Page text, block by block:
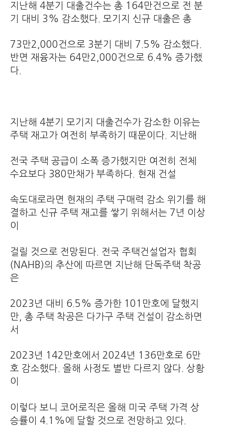
지난해 4분기 대출건수는 총 164만건으로 전 분
기 대비 3% 감소했다. 모기지 신규 대출은 총
73만2,000건으로 3분기 대비 7.5% 감소했다.
반면 재융자는 64만2,000건으로 6.4% 증가했
다.
지난해 4분기 모기지 대출건수가 감소한 이유는
주택 재고가 여전히 부족하기 때문이다. 지난해
전국 주택 공급이 소폭 증가했지만 여전히 전체
수요보다 380만채가 부족하다. 현재 건설
속도대로라면 현재의 주택 구매력 감소 위기를 해
결하고 신규 주택 재고를 쌓기 위해서는 7년 이상
이
걸릴 것으로 전망된다. 전국 주택건설업자 협회
(NAHB)의 추산에 따르면 지난해 단독주택 착공
은
2023년 대비 6.5% 증가한 101만호에 달했지
만, 총 주택 착공은 다가구 주택 건설이 감소하면
서
2023년 142만호에서 2024년 136만호로 6만
호 감소했다. 올해 사정도 별반 다르지 않다. 상황
이
이렇다 보니 코어로직은 올해 미국 주택 가격 상
승률이 4.1%에 달할 것으로 전망하고 있다.